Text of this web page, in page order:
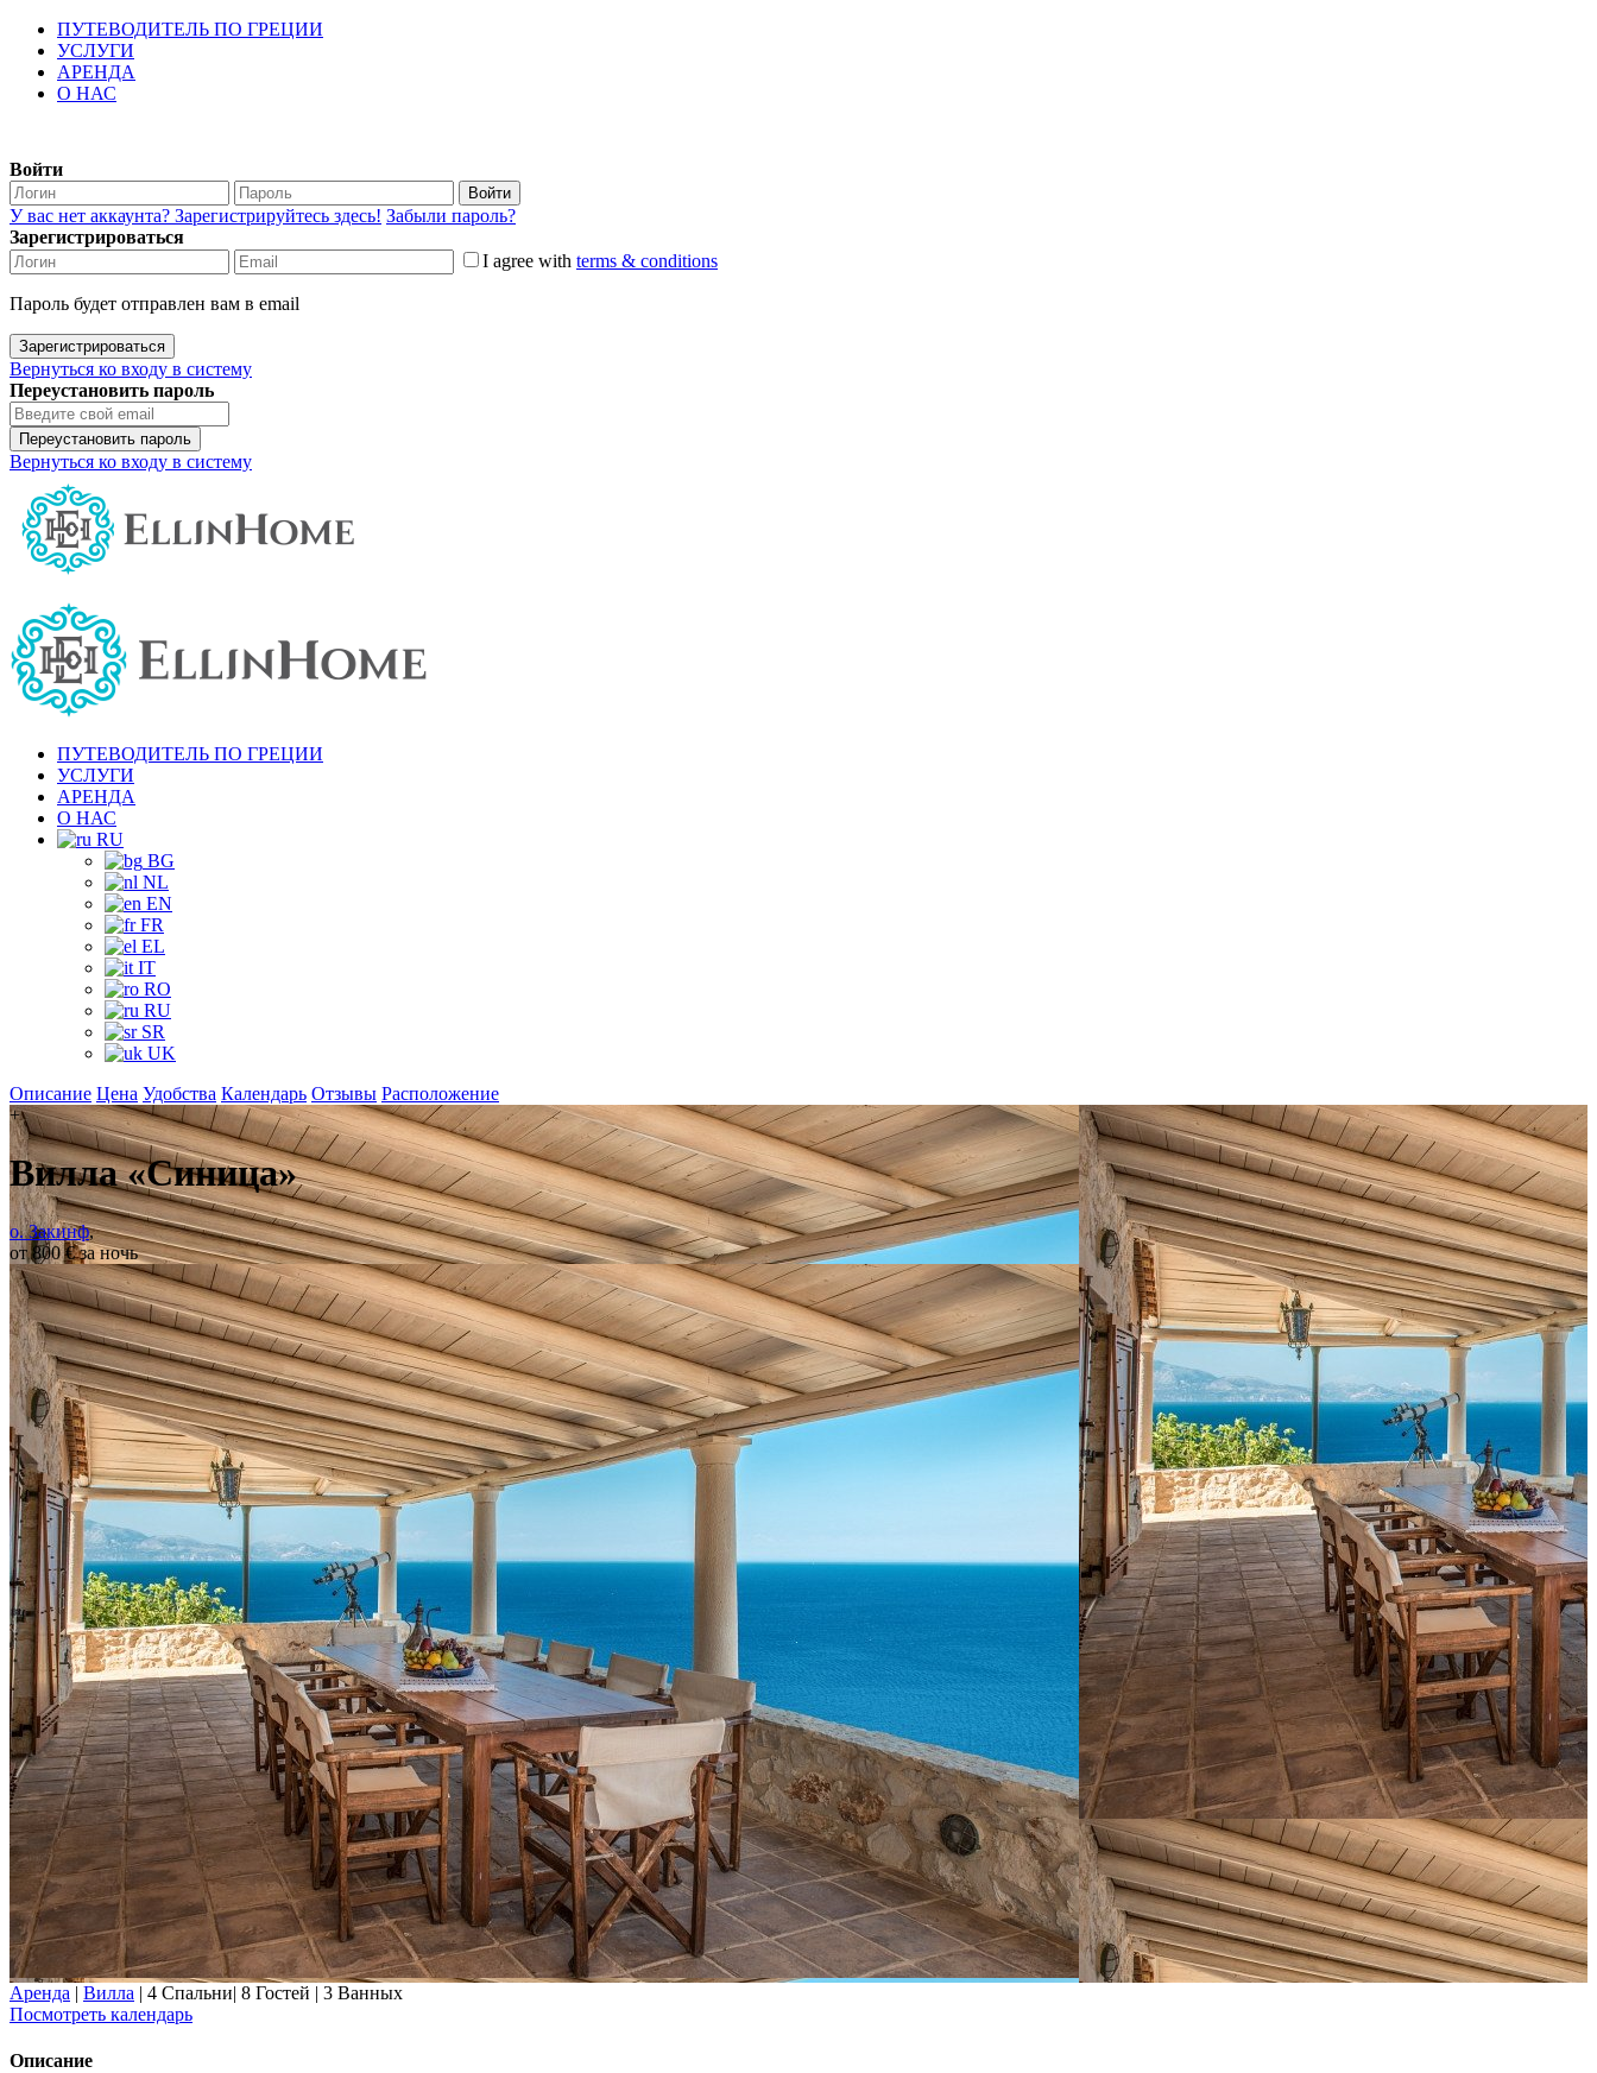
ПУТЕВОДИТЕЛЬ ПО ГРЕЦИИ
УСЛУГИ
АРЕНДА
О НАС
Войти
Войти
У вас нет аккаунта? Зарегистрируйтесь здесь! Забыли пароль?
Зарегистрироваться
I agree with terms & conditions
Пароль будет отправлен вам в email
Зарегистрироваться
Вернуться ко входу в систему
Переустановить пароль
Переустановить пароль
Вернуться ко входу в систему
ПУТЕВОДИТЕЛЬ ПО ГРЕЦИИ
УСЛУГИ
АРЕНДА
О НАС
RU
BG
NL
EN
FR
EL
IT
RO
RU
SR
UK
Описание Цена Удобства Календарь Отзывы Расположение
+
Вилла «Синица»
о. Закинф,
от 800 € за ночь
Аренда | Вилла | 4 Спальни| 8 Гостей | 3 Ванных
Посмотреть календарь
Описание